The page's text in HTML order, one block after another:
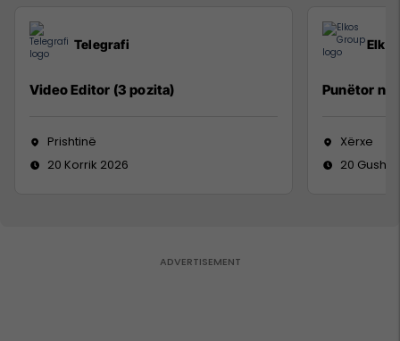
Telegrafi
Video Editor (3 pozita)
Prishtinë
20 Korrik 2026
Punëtor në
Xërxe
20 Gusht